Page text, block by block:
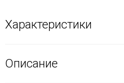
Характеристики
Описание